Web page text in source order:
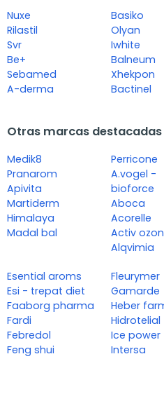
Nuxe
Rilastil
Svr
Be+
Sebamed
A-derma
Basiko
Olyan
Iwhite
Balneum
Xhekpon
Bactinel
Otras marcas
Medik8
Pranarom
Apivita
Martiderm
Himalaya
Madal bal
Perricone
A.vogel -
bioforce
Aboca
Acorelle
Activ
Alqvimia
Esential aroms
Esi - trepat diet
Faaborg pharma
Fardi
Febredol
Feng shui
Fleurymer
Gamarde
Heber
Hidrotelial
Ice power
Intersa